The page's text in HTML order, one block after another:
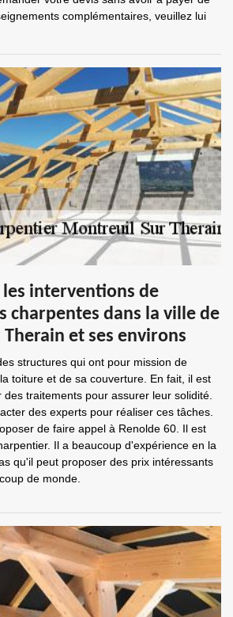
complémentaires, veuillez lui
les interventions de
charpentes dans la ville de
et ses environs
structures qui ont pour mission de
toiture et de sa couverture. En fait, il est
traitements pour assurer leur solidité.
des experts pour réaliser ces tâches.
de faire appel à Renolde 60. Il est
Il a beaucoup d'expérience en la
qu'il peut proposer des prix intéressants
de monde.